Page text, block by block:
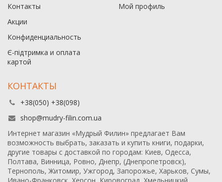
Контакты
Акции
Конфиденциальность
Є-підтримка и оплата
картой
Мой профиль
КОНТАКТЫ
+38(050) +38(098)
shop@mudry-filin.com.ua
Интернет магазин «Мудрый Филин» предлагает Вам
возможность выбрать, заказать и купить книги, подарки,
другие товары с доставкой по городам: Киев, Одесса,
Полтава, Винница, Ровно, Днепр, (Днепропетровск),
Тернополь, Житомир, Ужгород, Запорожье, Харьков, Сумы,